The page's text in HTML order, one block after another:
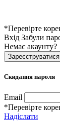
*Перевірте
Вхід Забули
Немає акаунту?
Зареєструватися
Скидання пароля
Email
*Перевірте
Надіслати